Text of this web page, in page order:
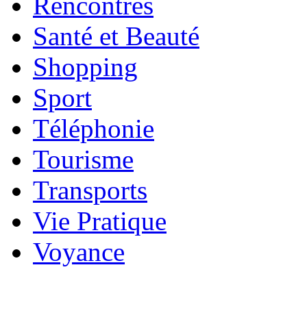
Santé et Beauté
Shopping
Sport
Téléphonie
Tourisme
Transports
Vie Pratique
Voyance